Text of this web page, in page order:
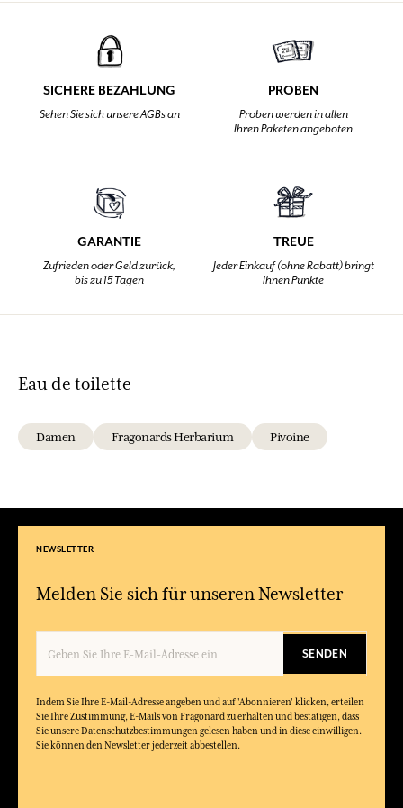
SICHERE BEZAHLUNG
Sehen Sie sich unsere AGBs an
PROBEN
Proben werden in allen
Ihren Paketen angeboten
GARANTIE
Zufrieden oder Geld zurück,
bis zu 15 Tagen
TREUE
Jeder Einkauf (ohne Rabatt) bringt
Ihnen Punkte
Eau de toilette
Damen Fragonards Herbarium Pivoine
NEWSLETTER
Melden Sie sich für unseren Newsletter
SENDEN
Indem Sie Ihre E-Mail-Adresse angeben und auf 'Abonnieren' klicken, erteilen
Sie Ihre Zustimmung, E-Mails von Fragonard zu erhalten und bestätigen, dass
Sie unsere Datenschutzbestimmungen gelesen haben und in diese einwilligen.
Sie können den Newsletter jederzeit abbestellen.